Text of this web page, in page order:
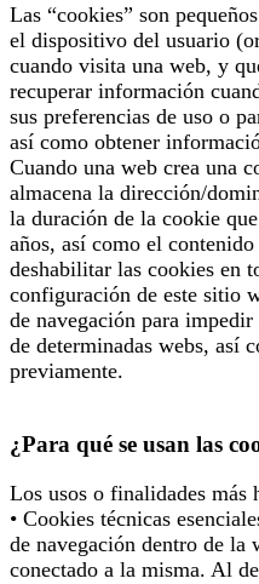
Las “cookies” son
el dispositivo del usuario
cuando visita una web, y
recuperar información
sus preferencias de uso o
así como obtener
Cuando una web crea una
almacena la dirección/
la duración de la cookie
años, así como el
deshabilitar las cookies en
configuración de este sitio
de navegación para
de determinadas webs, así
previamente.
¿Para qué se usan las
Los usos o finalidades más
• Cookies técnicas
de navegación dentro de la
conectado a la misma. Al